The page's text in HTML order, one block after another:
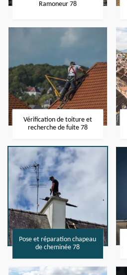
Ramoneur 78
Vérification de toiture et
recherche de fuite 78
Pose et réparation chapeau
de cheminée 78